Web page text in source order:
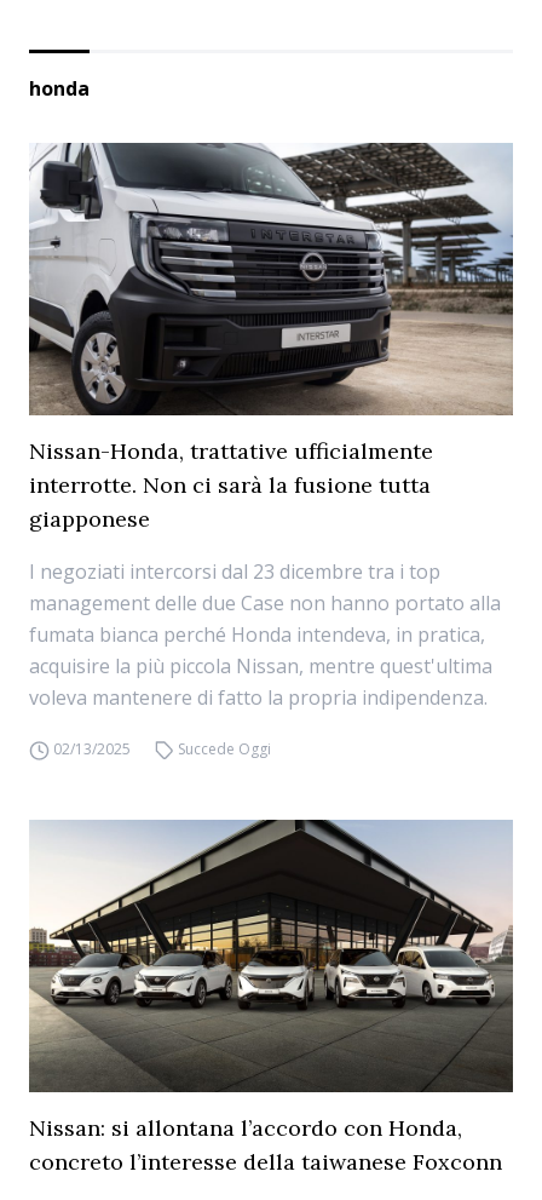
honda
Nissan-Honda, trattative ufficialmente
interrotte. Non ci sarà la fusione tutta
giapponese
I negoziati intercorsi dal 23 dicembre tra i top
management delle due Case non hanno portato alla
fumata bianca perché Honda intendeva, in pratica,
acquisire la più piccola Nissan, mentre quest'ultima
voleva mantenere di fatto la propria indipendenza.
02/13/2025 Succede Oggi
Nissan: si allontana l’accordo con Honda,
concreto l’interesse della taiwanese Foxconn